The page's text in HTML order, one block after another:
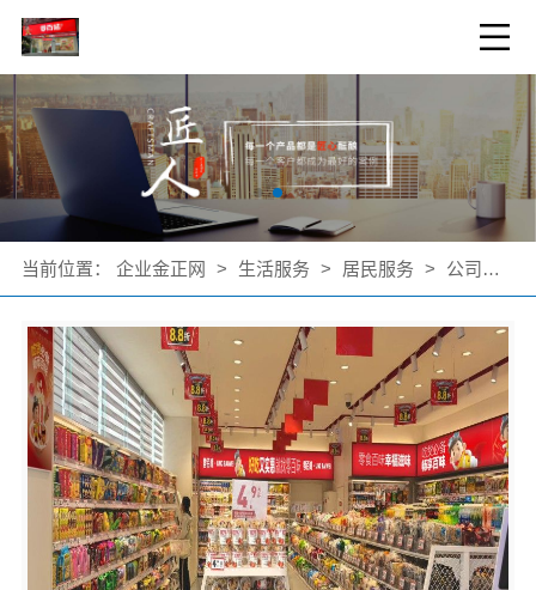
当前位置： 企业金正网 > 生活服务 > 居民服务 > 公司产品